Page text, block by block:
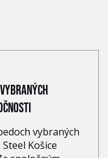
vybraných
Košice